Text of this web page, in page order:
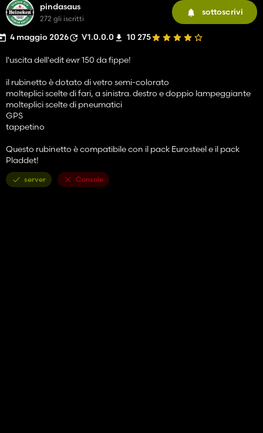
pindasaus
272 gli iscritti
sottoscrivi
4 maggio 2026 V1.0.0.0 10 275
l'uscita dell'edit ewr 150 da fippe!
il rubinetto è dotato di vetro semi-colorato
molteplici scelte di fari, a sinistra. destro e doppio lampeggiante
molteplici scelte di pneumatici
GPS
tappetino
Questo rubinetto è compatibile con il pack Eurosteel e il pack
Pladdet!
server Console